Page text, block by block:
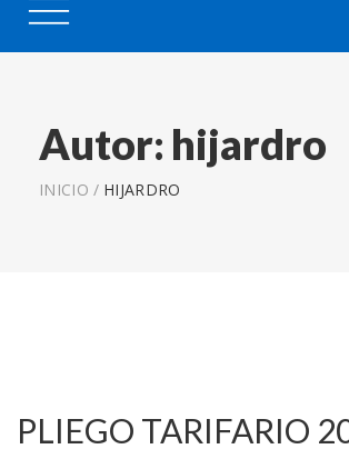
Autor: hijardro
INICIO / HIJARDRO
PLIEGO TARIFARIO